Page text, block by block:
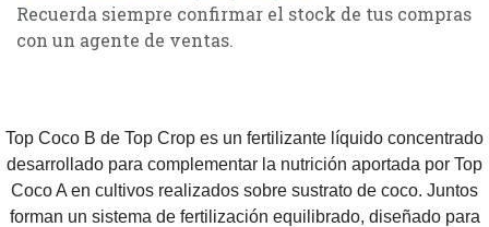
Recuerda siempre confirmar el stock de tus compras
con un agente de ventas.
Top Coco B de Top Crop es un fertilizante líquido concentrado
desarrollado para complementar la nutrición aportada por Top
Coco A en cultivos realizados sobre sustrato de coco. Juntos
forman un sistema de fertilización equilibrado, diseñado para